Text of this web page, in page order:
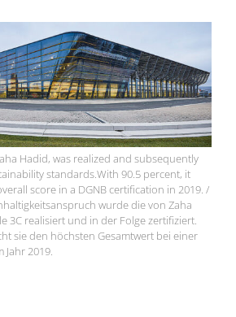
Hadid, was realized and subsequently
standards.With 90.5 percent, it
score in a DGNB certification in 2019. /
wurde die von Zaha
3C realisiert und in der Folge zertifiziert.
sie den höchsten Gesamtwert bei einer
2019.